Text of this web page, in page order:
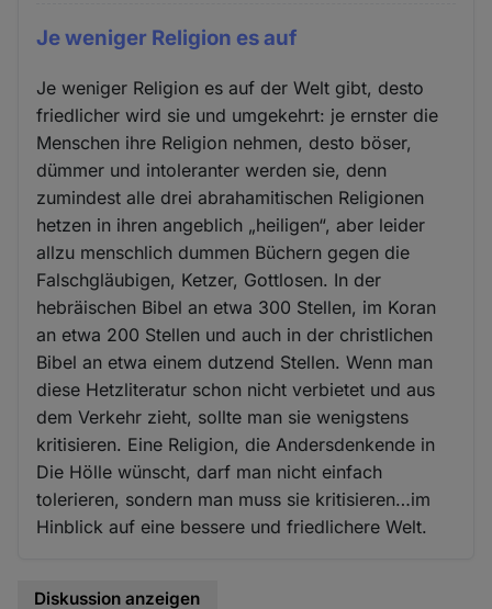
Je weniger Religion es auf
Je weniger Religion es auf der Welt gibt, desto
friedlicher wird sie und umgekehrt: je ernster die
Menschen ihre Religion nehmen, desto böser,
dümmer und intoleranter werden sie, denn
zumindest alle drei abrahamitischen Religionen
hetzen in ihren angeblich „heiligen“, aber leider
allzu menschlich dummen Büchern gegen die
Falschgläubigen, Ketzer, Gottlosen. In der
hebräischen Bibel an etwa 300 Stellen, im Koran
an etwa 200 Stellen und auch in der christlichen
Bibel an etwa einem dutzend Stellen. Wenn man
diese Hetzliteratur schon nicht verbietet und aus
dem Verkehr zieht, sollte man sie wenigstens
kritisieren. Eine Religion, die Andersdenkende in
Die Hölle wünscht, darf man nicht einfach
tolerieren, sondern man muss sie kritisieren…im
Hinblick auf eine bessere und friedlichere Welt.
Diskussion anzeigen